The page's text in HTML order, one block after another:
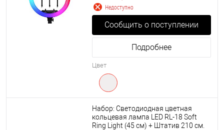
Недоступно
Сообщить о поступлении
Подробнее
Цвет
Набор: Светодиодная цветная
кольцевая лампа LED RL-18 Soft
Ring Light (45 см) + Штатив 210 см.